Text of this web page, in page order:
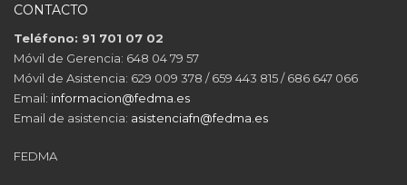
CONTACTO
Teléfono: 91 701 07 02
Móvil de Gerencia: 648 04 79 57
Móvil de Asistencia: 629 009 378 / 659 443 815 / 686 647 066
Email: informacion@fedma.es
Email de asistencia: asistenciafn@fedma.es
FEDMA